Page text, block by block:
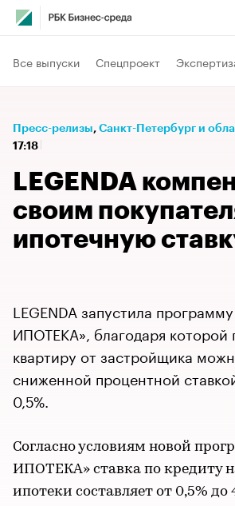
Все выпуски Спецпроект
Пресс-релизы⁠, Санкт-Петербург и
17:18
LEGENDA
своим
ипотечную
LEGENDA запустила программу
ИПОТЕКА», благодаря которой
квартиру от застройщика
сниженной процентной
0,5%.
Согласно условиям новой
ИПОТЕКА» ставка по кредиту
ипотеки составляет от 0,5%